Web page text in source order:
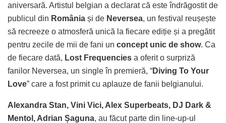
aniversară. Artistul belgian a declarat că este îndrăgostit de
publicul din România și de Neversea, un festival reușește
să recreeze o atmosferă unică la fiecare ediție și a pregătit
pentru zecile de mii de fani un concept unic de show. Ca
de fiecare dată, Lost Frequencies a oferit o surpriză
fanilor Neversea, un single în premieră, “Diving To Your
Love” care a fost primit cu aplauze de fanii belgianului.
Alexandra Stan, Vini Vici, Alex Superbeats, DJ Dark &
Mentol, Adrian Șaguna, au făcut parte din line-up-ul